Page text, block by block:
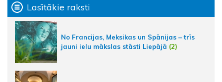
Lasītākie raksti
No Francijas, Meksikas un Spānijas – trīs
jauni ielu mākslas stāsti Liepājā (2)